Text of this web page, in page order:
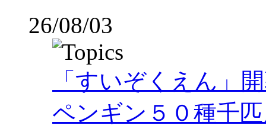
26/08/03
「すいぞくえん」
ペンギン５０種千